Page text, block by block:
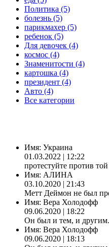
Политика (5)
болезнь (5)
парикмахер (5)
ребенок (5)
Для девочек (4)
космос (4)
Знаменитости (4)
картошка (4)
президент (4)
Авто (4)
Все категории
Имя: Украина
01.03.2022 | 12:22
протестуйте против
Имя: АЛИНА
03.10.2020 | 21:43
Метт Деймон не был
Имя: Вера Холодофф
09.06.2020 | 18:22
Он был и тем, и другим.
Имя: Вера Холодофф
09.06.2020 | 18:13